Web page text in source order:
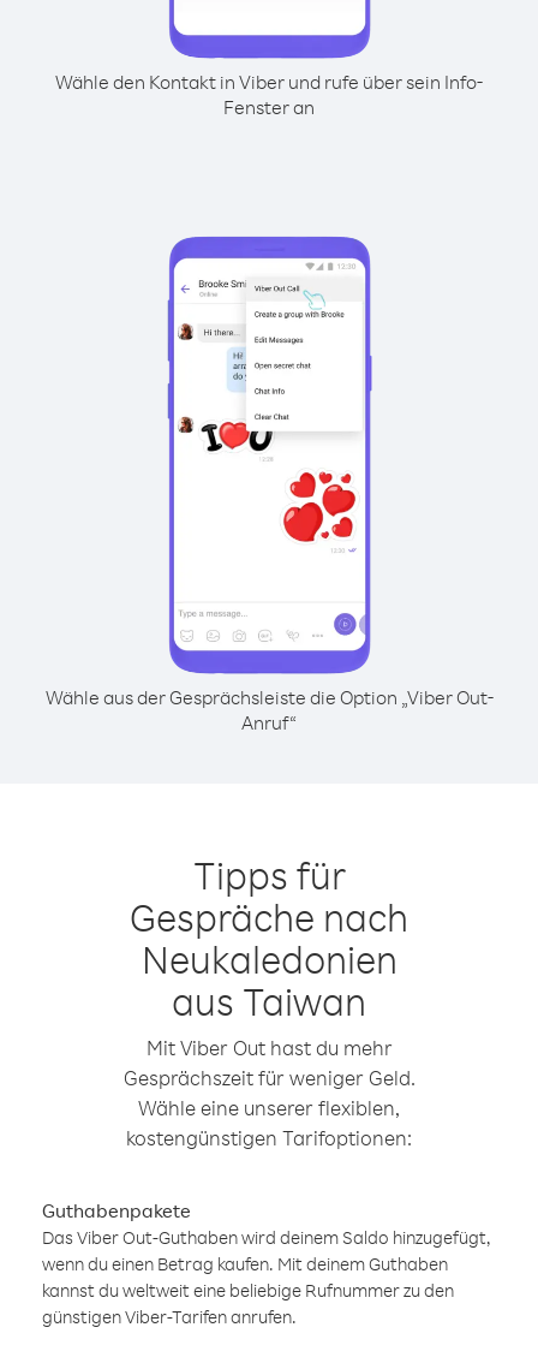
Wähle den Kontakt in Viber und rufe über sein Info-
Fenster an
Wähle aus der Gesprächsleiste die Option „Viber Out-
Anruf“
Tipps für
Gespräche nach
Neukaledonien
aus Taiwan
Mit Viber Out hast du mehr
Gesprächszeit für weniger Geld.
Wähle eine unserer flexiblen,
kostengünstigen Tarifoptionen:
Guthabenpakete
Das Viber Out-Guthaben wird deinem Saldo hinzugefügt,
wenn du einen Betrag kaufen. Mit deinem Guthaben
kannst du weltweit eine beliebige Rufnummer zu den
günstigen Viber-Tarifen anrufen.